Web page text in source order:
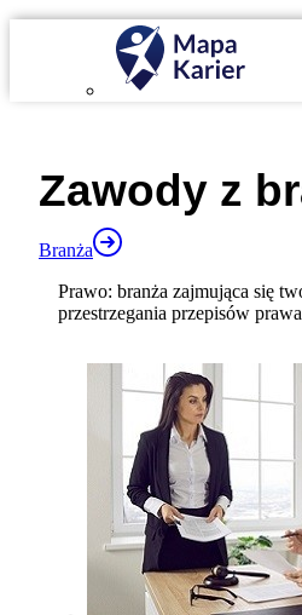
Zawody z
Branża
Prawo: branża zajmująca się
przestrzegania przepisów prawa